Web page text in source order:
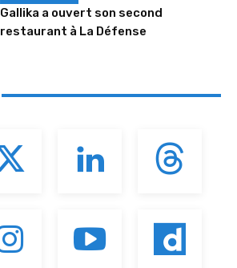
Gallika a ouvert son second
restaurant à La Défense